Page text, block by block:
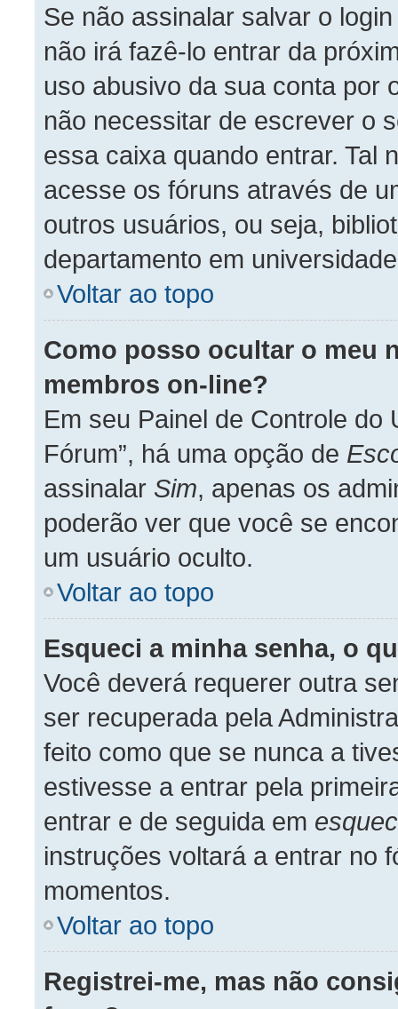
Se não assinalar salvar o
não irá fazê-lo entrar da
uso abusivo da sua conta por
não necessitar de escrever o
essa caixa quando entrar. Tal
acesse os fóruns através de
outros usuários, ou seja,
departamento em
Voltar ao topo
Como posso ocultar o meu
membros on-line?
Em seu Painel de Controle do
Fórum”, há uma opção de
assinalar Sim, apenas os
poderão ver que você se
um usuário oculto.
Voltar ao topo
Esqueci a minha senha, o
Você deverá requerer outra
ser recuperada pela
feito como que se nunca a
estivesse a entrar pela
entrar e de seguida em
instruções voltará a entrar no
momentos.
Voltar ao topo
Registrei-me, mas não